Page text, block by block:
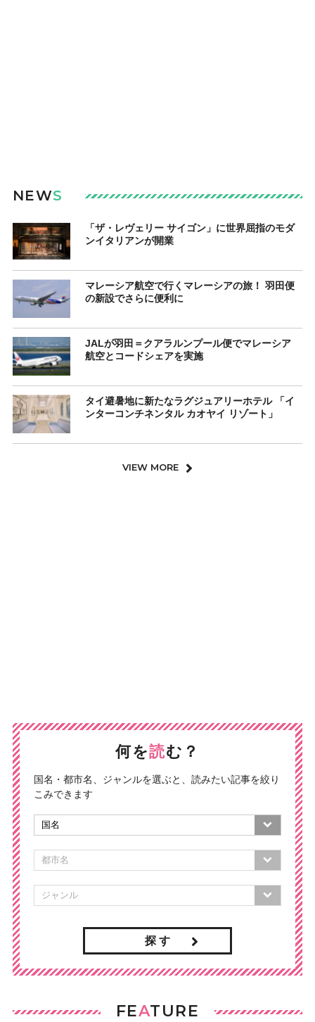
NEWS
「ザ・レヴェリー サイゴン」に世界屈指のモダ
ンイタリアンが開業
マレーシア航空で行くマレーシアの旅！ 羽田便
の新設でさらに便利に
JALが羽田＝クアラルンプール便でマレーシア
航空とコードシェアを実施
タイ避暑地に新たなラグジュアリーホテル 「イ
ンターコンチネンタル カオヤイ リゾート」
VIEW MORE
何を読む？
国名・都市名、ジャンルを選ぶと、読みたい記事を絞り
こみできます
探 す
FEATURE